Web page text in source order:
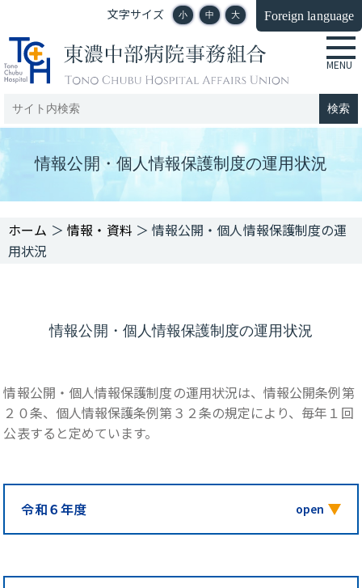
文字サイズ 小 中 大 Foreign language
情報公開・個人情報保護制度の運用状況
＞情報・資料 ＞ 情報公開・個人情報保護制度の運
用状況
情報公開・個人情報保護制度の運用状況
情報公開・個人情報保護制度の運用状況は、情報公開条例第
２０条、個人情報保護条例第３２条の規定により、毎年１回
公表すると定めています。
令和６年度